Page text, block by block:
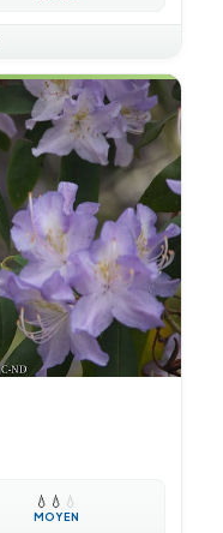
💧 💧 💧
MOYEN